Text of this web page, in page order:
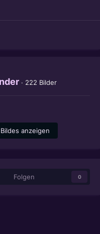
· 222 Bilder
anzeigen
Folgen 0